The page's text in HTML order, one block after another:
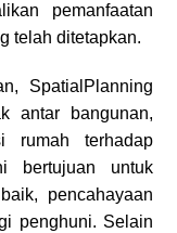
pemanfaatan
telah ditetapkan.
SpatialPlanning
antar bangunan,
rumah terhadap
bertujuan untuk
pencahayaan
penghuni. Selain